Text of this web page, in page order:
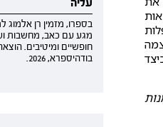
עליה
מגע עם כאב, מחשבות
חופשיים ומיטיבים.
בודהיספרא, 2026.